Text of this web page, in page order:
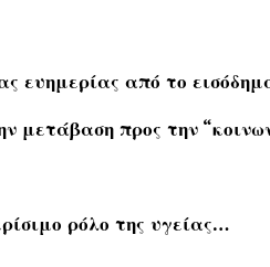
ευημερίας από το
μετάβαση προς την
ρόλο της υγείας…